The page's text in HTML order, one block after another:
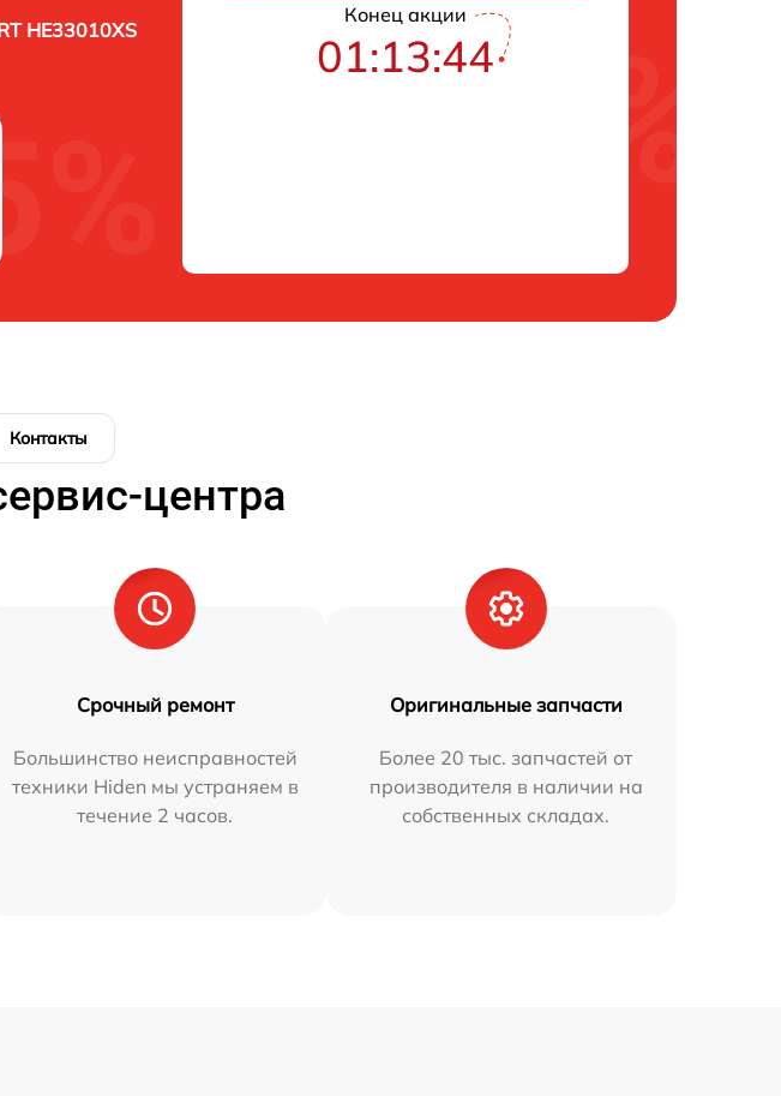
HE33010XS
Конец акции
01:13:43
Контакты
центра
Срочный ремонт
Большинство неисправностей
техники Hiden мы устраняем в
течение 2 часов.
Оригинальные запчасти
Более 20 тыс. запчастей от
производителя в наличии на
собственных складах.